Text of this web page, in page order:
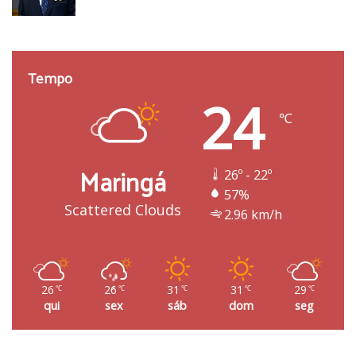
Tempo
Maringá
Scattered Clouds
24 ℃
26º - 22º
57%
2.96 km/h
26 ℃
qui
26 ℃
sex
31 ℃
sáb
31 ℃
dom
29 ℃
seg